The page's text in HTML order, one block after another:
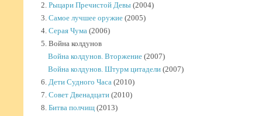
2. Рыцари Пречистой Девы (2004)
3. Самое лучшее оружие (2005)
4. Серая Чума (2006)
5. Война колдунов
Война колдунов. Вторжение (2007)
Война колдунов. Штурм цитадели (2007)
6. Дети Судного Часа (2010)
7. Совет Двенадцати (2010)
8. Битва полчищ (2013)